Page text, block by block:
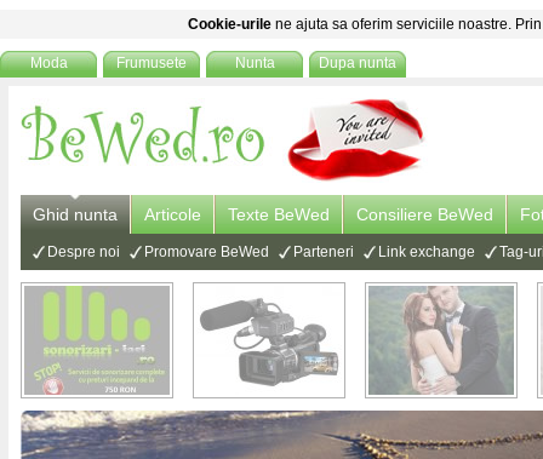
Cookie-urile ne ajuta sa oferim serviciile noastre.
Moda Frumusete Nunta Dupa nunta
Ghid nunta Articole Texte BeWed Consiliere BeWed
Despre noi Promovare BeWed Parteneri Link exchange Tag-